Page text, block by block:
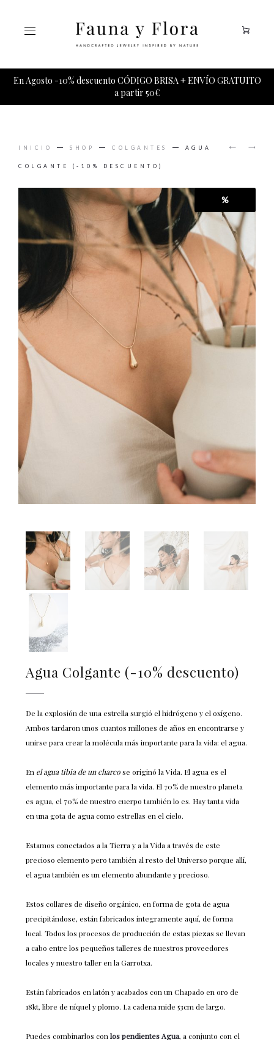
En Agosto -10% descuento CÓDIGO BRISA + ENVÍO GRATUITO
a partir 50€
INICIO SHOP COLGANTES AGUA
COLGANTE (-10% DESCUENTO)
%
Agua Colgante (-10% descuento)
De la explosión de una estrella surgió el hidrógeno y el oxígeno.
Ambos tardaron unos cuantos millones de años en encontrarse y
unirse para crear la molécula más importante para la vida: el agua.
En el agua tibia de un charcose originó la Vida. El agua es el
elemento más importante para la vida. El 70% de nuestro planeta
es agua, el 70% de nuestro cuerpo también lo es. Hay tanta vida
en una gota de agua como estrellas en el cielo.
Estamos conectados a la Tierra y a la Vida a través de este
precioso elemento pero también al resto del Universo porque allí,
el agua también es un elemento abundante y precioso.
Estos collares de diseño orgánico, en forma de gota de agua
precipitándose, están fabricados íntegramente aquí, de forma
local. Todos los procesos de producción de estas piezas se llevan
a cabo entre los pequeños talleres de nuestros proveedores
locales y nuestro taller en la Garrotxa.
Están fabricados en latón y acabados con un Chapado en oro de
18kt, libre de níquel y plomo. La cadena mide 53cm de largo.
Puedes combinarlos con los pendientes Agua, a conjunto con el